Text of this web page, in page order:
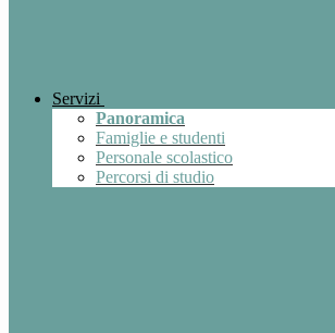
Servizi
Panoramica
Famiglie e studenti
Personale scolastico
Percorsi di studio